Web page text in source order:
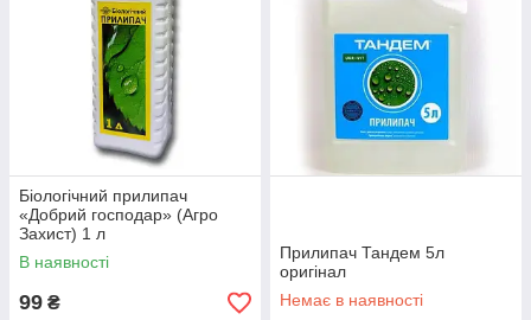
Біологічний прилипач
«Добрий господар» (Агро
Захист) 1 л
В наявності
99 ₴
Прилипач Тандем 5л
оригінал
Немає в наявності